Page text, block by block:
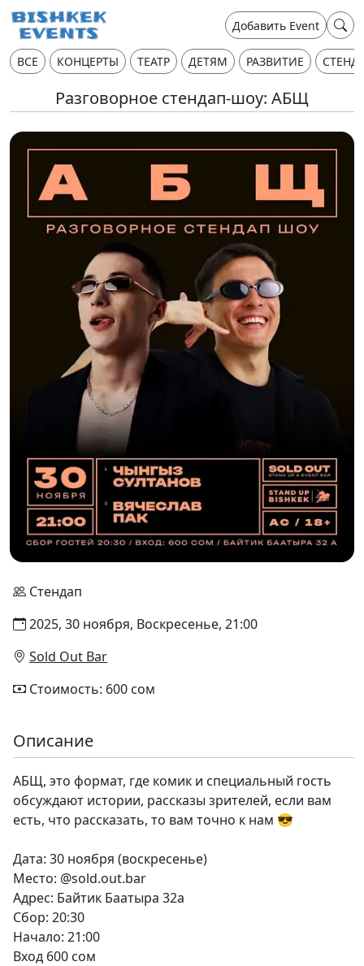
Добавить Event
ВСЕ КОНЦЕРТЫ ТЕАТР ДЕТЯМ РАЗВИТИЕ
Разговорное стендап-шоу: АБЩ
Стендап
2025, 30 ноября, Воскресенье, 21:00
Sold Out Bar
Стоимость: 600 сом
Описание
АБЩ, это формат, где комик и специальный гость
обсуждают истории, рассказы зрителей, если вам
есть, что рассказать, то вам точно к нам 😎
Дата: 30 ноября (воскресенье)
Место: @sold.out.bar
Адрес: Байтик Баатыра 32а
Сбор: 20:30
Начало: 21:00
Вход 600 сом